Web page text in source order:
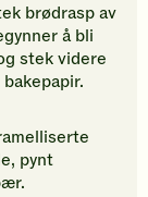
brødrasp av
å bli
stek videre
pynt